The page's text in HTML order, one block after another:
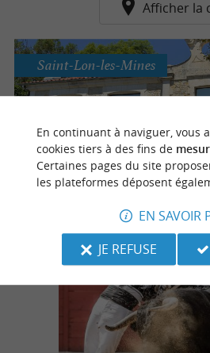
Afficher la
Musee de la
Saint-Lon-les-Mines
En continuant à naviguer, vous
cookies tiers à des fins de
Certaines pages du site
les plateformes déposent
EN SAVOIR
JE REFUSE